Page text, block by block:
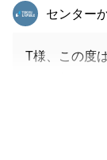
東急リバ
センター
T様、この度
たこと、感
お住替え先